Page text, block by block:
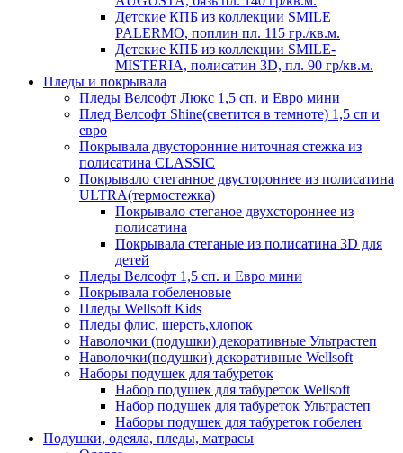
Детские КПБ из коллекции SMILE
PALERMO, поплин пл. 115 гр./кв.м.
Детские КПБ из коллекции SMILE-
MISTERIA, полисатин 3D, пл. 90 гр/кв.м.
Пледы и покрывала
Пледы Велсофт Люкс 1,5 сп. и Евро мини
Плед Велсофт Shine(светится в темноте) 1,5 сп и
евро
Покрывала двусторонние ниточная стежка из
полисатина CLASSIC
Покрывало стеганное двустороннее из полисатина
ULTRA(термостежка)
Покрывало стеганое двухстороннее из
полисатина
Покрывала стеганые из полисатина 3D для
детей
Пледы Велсофт 1,5 сп. и Евро мини
Покрывала гобеленовые
Пледы Wellsoft Kids
Пледы флис, шерсть,хлопок
Наволочки (подушки) декоративные Ультрастеп
Наволочки(подушки) декоративные Wellsoft
Наборы подушек для табуреток
Набор подушек для табуреток Wellsoft
Набор подушек для табуреток Ультрастеп
Наборы подушек для табуреток гобелен
Подушки, одеяла, пледы, матрасы